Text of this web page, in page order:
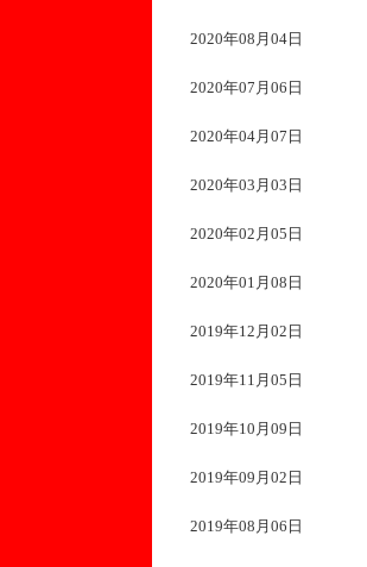
2020年08月04日
2020年07月06日
2020年04月07日
2020年03月03日
2020年02月05日
2020年01月08日
2019年12月02日
2019年11月05日
2019年10月09日
2019年09月02日
2019年08月06日